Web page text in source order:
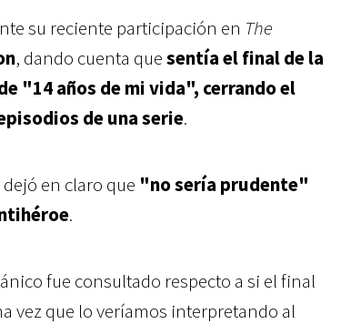
su reciente participación en The
, dando cuenta quesentía el final de la
"14 años de mi vida", cerrando el
de una serie.
en claro que "no sería prudente"
.
fue consultado respecto a si el final
vez que lo veríamos interpretando al